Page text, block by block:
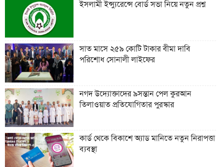
ইসলামী ইন্স্যুরেন্সে বোর্ড সভা নিয়ে নতুন প্রশ্ন
সাত মাসে ২৫৯ কোটি টাকার বীমা দাবি
পরিশোধ সোনালী লাইফের
নগদ উদ্যোক্তাদের ৯সন্তান পেল কুরআন
তিলাওয়াত প্রতিযোগিতার পুরস্কার
কার্ড থেকে বিকাশে অ্যাড মানিতে নতুন নিরাপত্তা
ব্যবস্থা